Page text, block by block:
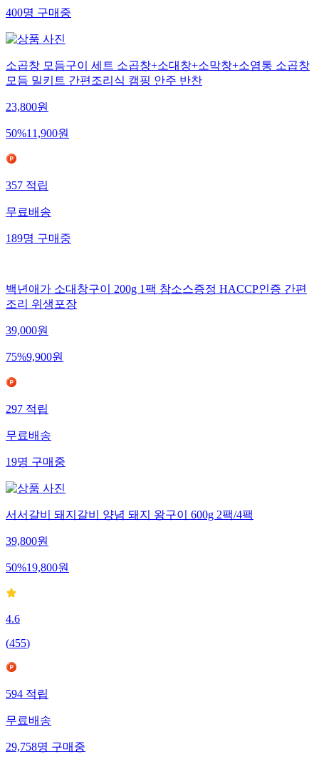
400명 구매중
소곱창 모듬구이 세트 소곱창+소대창+소막창+소염통 소곱창
모듬 밀키트 간편조리식 캠핑 안주 반찬
23,800원
50%11,900원
357 적립
무료배송
189명 구매중
백년애가 소대창구이 200g 1팩 참소스증정 HACCP인증 간편
조리 위생포장
39,000원
75%9,900원
297적립
무료배송
19명구매중
서서갈비 돼지갈비 양념 돼지 왕구이 600g 2팩/4팩
39,800원
50%19,800원
4.6
(455)
594적립
무료배송
29,758명구매중